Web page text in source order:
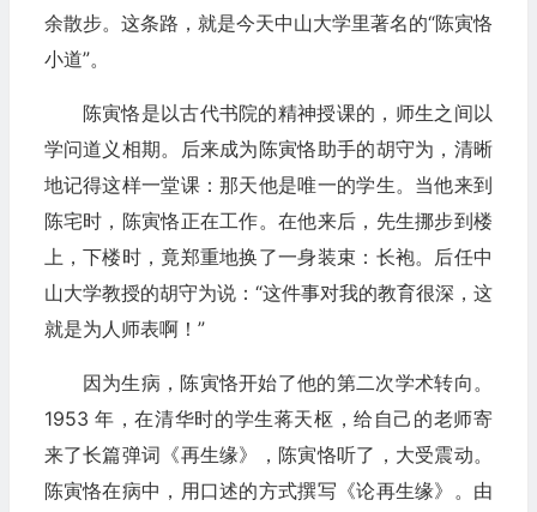
余散步。这条路，就是今天中山大学里著名的“陈寅恪
小道”。
陈寅恪是以古代书院的精神授课的，师生之间以
学问道义相期。后来成为陈寅恪助手的胡守为，清晰
地记得这样一堂课：那天他是唯一的学生。当他来到
陈宅时，陈寅恪正在工作。在他来后，先生挪步到楼
上，下楼时，竟郑重地换了一身装束：长袍。后任中
山大学教授的胡守为说：“这件事对我的教育很深，这
就是为人师表啊！”
因为生病，陈寅恪开始了他的第二次学术转向。
1953 年，在清华时的学生蒋天枢，给自己的老师寄
来了长篇弹词《再生缘》，陈寅恪听了，大受震动。
陈寅恪在病中，用口述的方式撰写《论再生缘》。由